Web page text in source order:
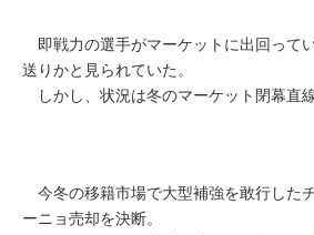
即戦力の選手がマーケットに出回って
送りかと見られていた。
しかし、状況は冬のマーケット閉幕直線
今冬の移籍市場で大型補強を敢行した
ーニョ売却を決断。